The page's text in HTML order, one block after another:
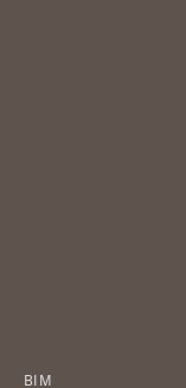
BIM